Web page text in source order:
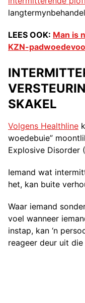
LEES OOK: Man is
KZN-
SKAKEL
Volgens Healthline
woedebuie”
Explosive Disorder
Iemand wat
het, kan buite
Waar iemand
voel wanneer
instap, kan ‘n
reageer deur uit